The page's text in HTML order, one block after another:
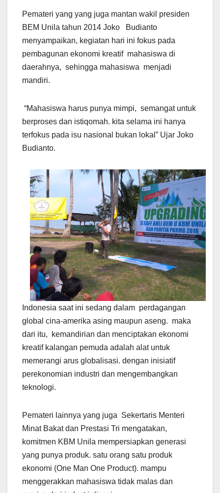
Pemateri yang yang juga mantan wakil presiden
BEM Unila tahun 2014 Joko Budianto
menyampaikan, kegiatan hari ini fokus pada
pembagunan ekonomi kreatif mahasiswa di
daerahnya, sehingga mahasiswa menjadi
mandiri.
“Mahasiswa harus punya mimpi, semangat untuk
berproses dan istiqomah. kita selama ini hanya
terfokus pada isu nasional bukan lokal” Ujar Joko
Budianto.
Indonesia saat ini sedang dalam perdagangan
global cina-amerika asing maupun aseng. maka
dari itu, kemandirian dan menciptakan ekonomi
kreatif kalangan pemuda adalah alat untuk
memerangi arus globalisasi. dengan inisiatif
perekonomian industri dan mengembangkan
teknologi.
Pemateri lainnya yang juga Sekertaris Menteri
Minat Bakat dan Prestasi Tri mengatakan,
komitmen KBM Unila mempersiapkan generasi
yang punya produk. satu orang satu produk
ekonomi (One Man One Product). mampu
menggerakkan mahasiswa tidak malas dan